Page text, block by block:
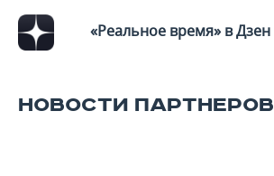
«Реальное время» в Дзен
НОВОСТИ ПАРТНЕРОВ